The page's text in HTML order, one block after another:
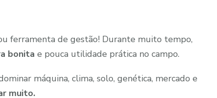
ferramenta de gestão! Durante muito tempo,
bonita e pouca utilidade prática no campo.
máquina, clima, solo, genética, mercado e
muito.